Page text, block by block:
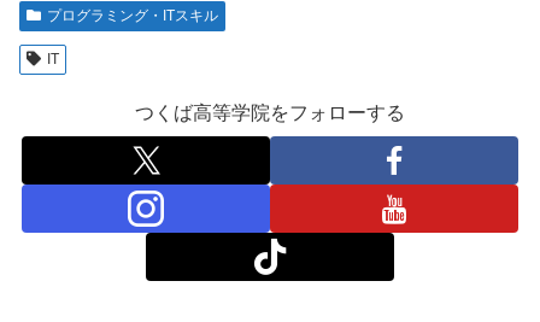
プログラミング・ITスキル
IT
つくば高等学院をフォローする